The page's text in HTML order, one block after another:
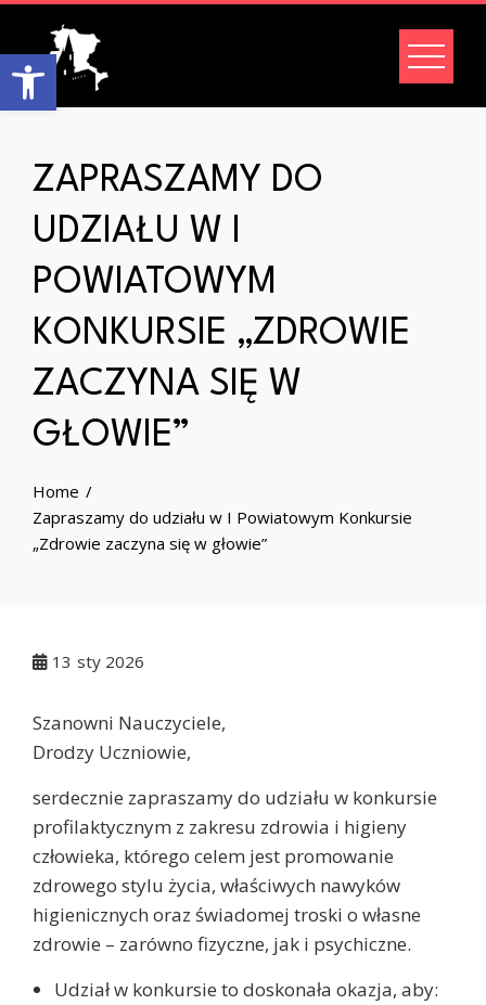
Open toolbar
content
ZAPRASZAMY DO
UDZIAŁU W I
POWIATOWYM
KONKURSIE „ZDROWIE
ZACZYNA SIĘ W
GŁOWIE”
Home
Zapraszamy do udziału w I Powiatowym Konkursie
„Zdrowie zaczyna się w głowie”
13 sty 2026
Szanowni Nauczyciele,
Drodzy Uczniowie,
serdecznie zapraszamy do udziału w konkursie
profilaktycznym z zakresu zdrowia i higieny
człowieka, którego celem jest promowanie
zdrowego stylu życia, właściwych nawyków
higienicznych oraz świadomej troski o własne
zdrowie – zarówno fizyczne, jak i psychiczne.
Udział w konkursie to doskonała okazja, aby: